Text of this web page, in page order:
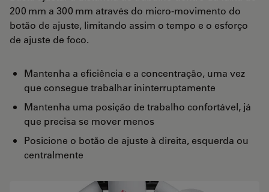
200 mm a 300 mm através do micro-movimento do
botão de ajuste, limitando assim o tempo e o esforço
de ajuste de foco.
Mantenha a eficiência e a concentração, uma vez
que consegue trabalhar ininterruptamente
Mantenha uma posição de trabalho confortável, já
que precisa se mover menos
Posicione o botão de ajuste à direita, esquerda ou
centralmente